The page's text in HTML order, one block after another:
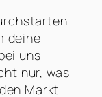
deine
uns
nur, was
Markt